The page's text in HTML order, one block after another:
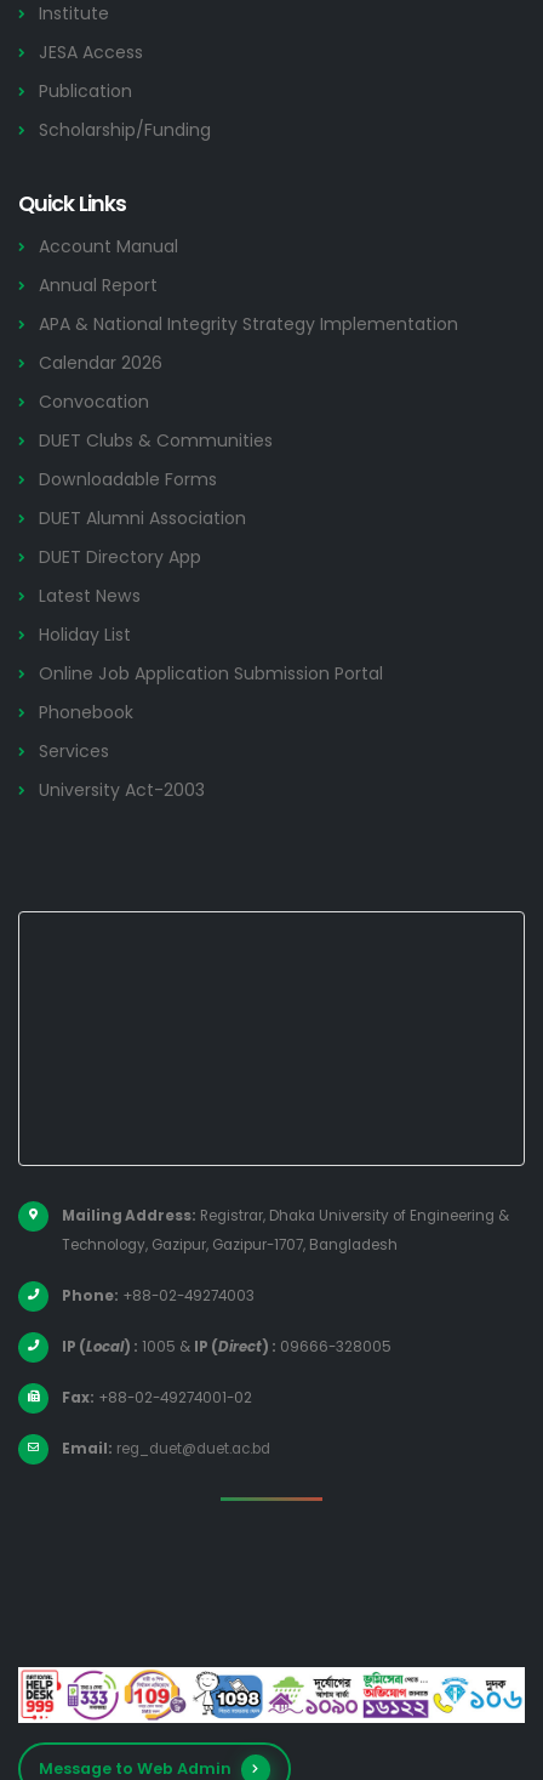
Institute
JESA Access
Publication
Scholarship/Funding
Quick Links
Account Manual
Annual Report
APA & National Integrity Strategy Implementation
Calendar 2026
Convocation
DUET Clubs & Communities
Downloadable Forms
DUET Alumni Association
DUET Directory App
Latest News
Holiday List
Online Job Application Submission Portal
Phonebook
Services
University Act-2003
Mailing Address: Registrar, Dhaka University of Engineering &
Technology, Gazipur, Gazipur-1707, Bangladesh
Phone: +88-02-49274003
IP (Local) : 1005 & IP (Direct) : 09666-328005
Fax: +88-02-49274001-02
Email: reg_duet@duet.ac.bd
Message to Web Admin